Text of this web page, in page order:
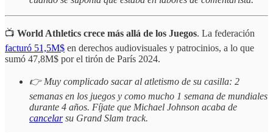
📺 World Athletics crece más allá de los Juegos. La federación
facturó 51,5M$ en derechos audiovisuales y patrocinios, a lo que
sumó 47,8M$ por el tirón de París 2024.
👉 Muy complicado sacar al atletismo de su casilla: 2
semanas en los juegos y como mucho 1 semana de mundiales
durante 4 años. Fíjate que Michael Johnson acaba de
cancelarsu Grand Slam track.